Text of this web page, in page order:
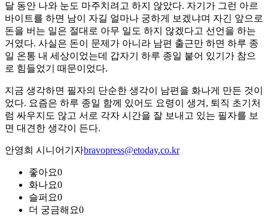
달 동안 나와 눈도 마주치려고 하지 않았다. 자기가 그런 아르
바이트를 하면 남이 자길 얼마나 궁하게 보겠냐며 자긴 앞으로
돈을 버는 일은 절대로 아무 일도 하지 않겠다고 선언을 하는
거였다. 사실은 돈이 문제가 아니라 남편 출근만 하면 하루 종
일 온통 내 세상이었는데 갑자기 하루 종일 붙어 있기가 참으
로 힘들었기 때문이었다.
지금 생각하면 필자의 단순한 생각이 남편을 화나게 만든 것이
었다. 요즘은 하루 종일 함께 있어도 요령이 생겨, 퇴직 초기처
럼 싸우지도 않고 서로 각자 시간을 잘 보내고 있는 필자를 보
면 대견한 생각이 든다.
안영희 시니어기자bravopress@etoday.co.kr
좋아요0
화나요0
슬퍼요0
더 궁금해요0